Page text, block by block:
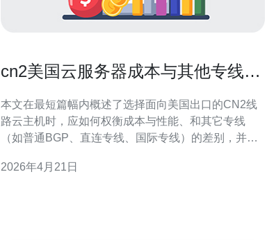
cn2美国云服务器成本与其他专线产
本文在最短篇幅内概述了选择面向美国出口的CN2线
路云主机时，应如何权衡成本与性能、和其它专线
（如普通BGP、直连专线、国际专线）的差别，并给
策。 多少费用构成了CN2美国云服务器的总体成本？
2026年4月21日